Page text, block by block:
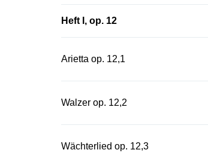
Heft I, op. 12
Arietta op. 12,1
Walzer op. 12,2
Wächterlied op. 12,3